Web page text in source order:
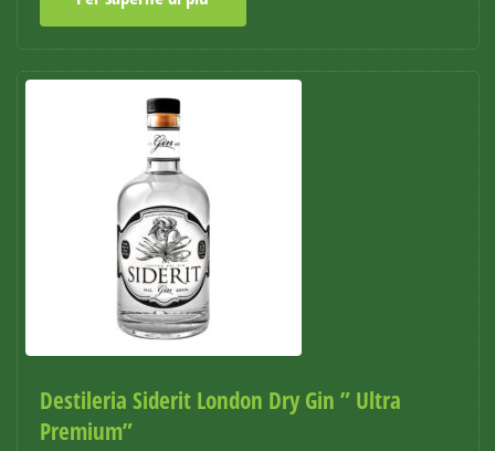
Destileria Siderit London Dry Gin ” Ultra
Premium”